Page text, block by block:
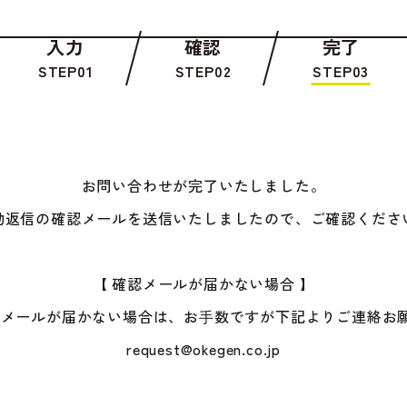
入力
STEP01
確認
STEP02
完了
STEP03
お問い合わせが完了いたしました。
返信の確認メールを送信いたしましたので、ご確認くださ
【 確認メールが届かない場合 】
ールが届かない場合は、お⼿数ですが下記よりご連絡お
request@okegen.co.jp